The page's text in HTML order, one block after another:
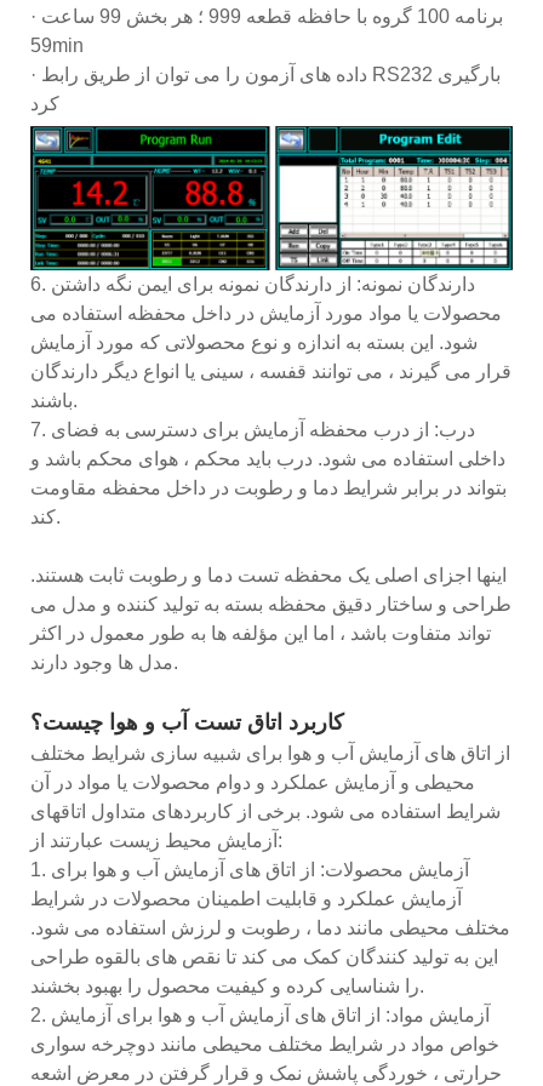
· برنامه 100 گروه با حافظه قطعه 999 ؛ هر بخش 99 ساعت
59min
· داده های آزمون را می توان از طریق رابط RS232 بارگیری
کرد
6. دارندگان نمونه: از دارندگان نمونه برای ایمن نگه داشتن
محصولات یا مواد مورد آزمایش در داخل محفظه استفاده می
شود. این بسته به اندازه و نوع محصولاتی که مورد آزمایش
قرار می گیرند ، می توانند قفسه ، سینی یا انواع دیگر دارندگان
باشند.
7. درب: از درب محفظه آزمایش برای دسترسی به فضای
داخلی استفاده می شود. درب باید محکم ، هوای محکم باشد و
بتواند در برابر شرایط دما و رطوبت در داخل محفظه مقاومت
کند.
اینها اجزای اصلی یک محفظه تست دما و رطوبت ثابت هستند.
طراحی و ساختار دقیق محفظه بسته به تولید کننده و مدل می
تواند متفاوت باشد ، اما این مؤلفه ها به طور معمول در اکثر
مدل ها وجود دارند.
کاربرد اتاق تست آب و هوا چیست؟
از اتاق های آزمایش آب و هوا برای شبیه سازی شرایط مختلف
محیطی و آزمایش عملکرد و دوام محصولات یا مواد در آن
شرایط استفاده می شود. برخی از کاربردهای متداول اتاقهای
آزمایش محیط زیست عبارتند از:
1. آزمایش محصولات: از اتاق های آزمایش آب و هوا برای
آزمایش عملکرد و قابلیت اطمینان محصولات در شرایط
مختلف محیطی مانند دما ، رطوبت و لرزش استفاده می شود.
این به تولید کنندگان کمک می کند تا نقص های بالقوه طراحی
را شناسایی کرده و کیفیت محصول را بهبود بخشند.
2. آزمایش مواد: از اتاق های آزمایش آب و هوا برای آزمایش
خواص مواد در شرایط مختلف محیطی مانند دوچرخه سواری
حرارتی ، خوردگی پاشش نمک و قرار گرفتن در معرض اشعه